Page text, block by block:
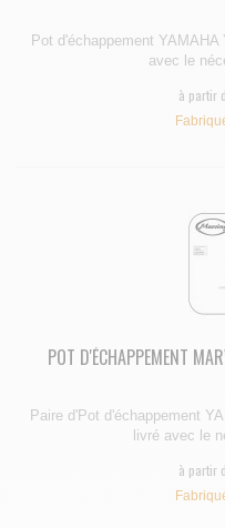
Pot d'échappement
avec le
à partir
POT D'ÉCHAPPEMENT
Paire d'Pot d'échappement
livré avec le
à partir